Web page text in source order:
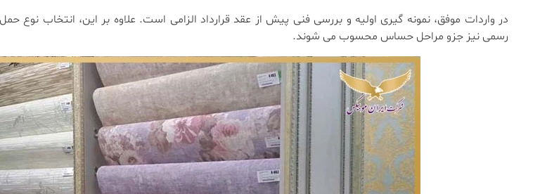
در واردات موفق، نمونه گیری اولیه و بررسی فنی پیش از عقد قرارداد الزامی است. علاوه بر این، انتخاب نوع
رسمی نیز جزو مراحل حساس محسوب می شوند.